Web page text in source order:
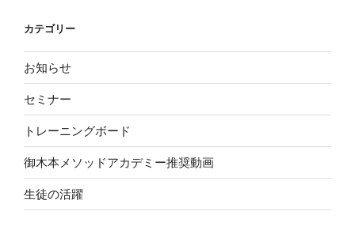
カテゴリー
お知らせ
セミナー
トレーニングボード
御木本メソッドアカデミー推奨動画
生徒の活躍